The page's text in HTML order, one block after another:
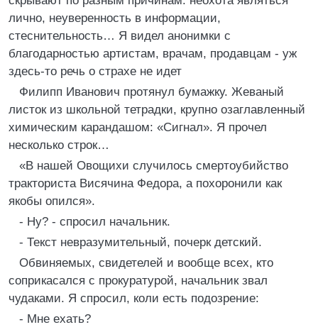
лично, неуверенность в информации,
стеснительность… Я видел анонимки с
благодарностью артистам, врачам, продавцам - уж
здесь-то речь о страхе не идет
Филипп Иванович протянул бумажку. Жеваный
листок из школьной тетрадки, крупно озаглавленный
химическим карандашом: «Сигнал». Я прочел
несколько строк…
«В нашей Овощихи случилось смертоубийство
тракториста Висячина Федора, а похоронили как
якобы опился».
- Ну? - спросил начальник.
- Текст невразумительный, почерк детский.
Обвиняемых, свидетелей и вообще всех, кто
соприкасался с прокуратурой, начальник звал
чудаками. Я спросил, коли есть подозрение:
- Мне ехать?